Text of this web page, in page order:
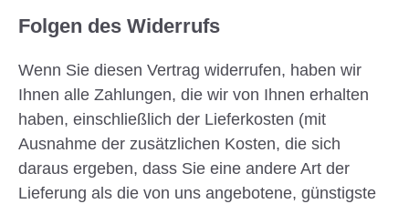
Folgen des Widerrufs
Wenn Sie diesen Vertrag widerrufen, haben wir
Ihnen alle Zahlungen, die wir von Ihnen erhalten
haben, einschließlich der Lieferkosten (mit
Ausnahme der zusätzlichen Kosten, die sich
daraus ergeben, dass Sie eine andere Art der
Lieferung als die von uns angebotene, günstigste